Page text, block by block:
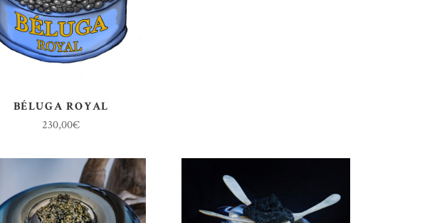
BÉLUGA ROYAL
230,00€